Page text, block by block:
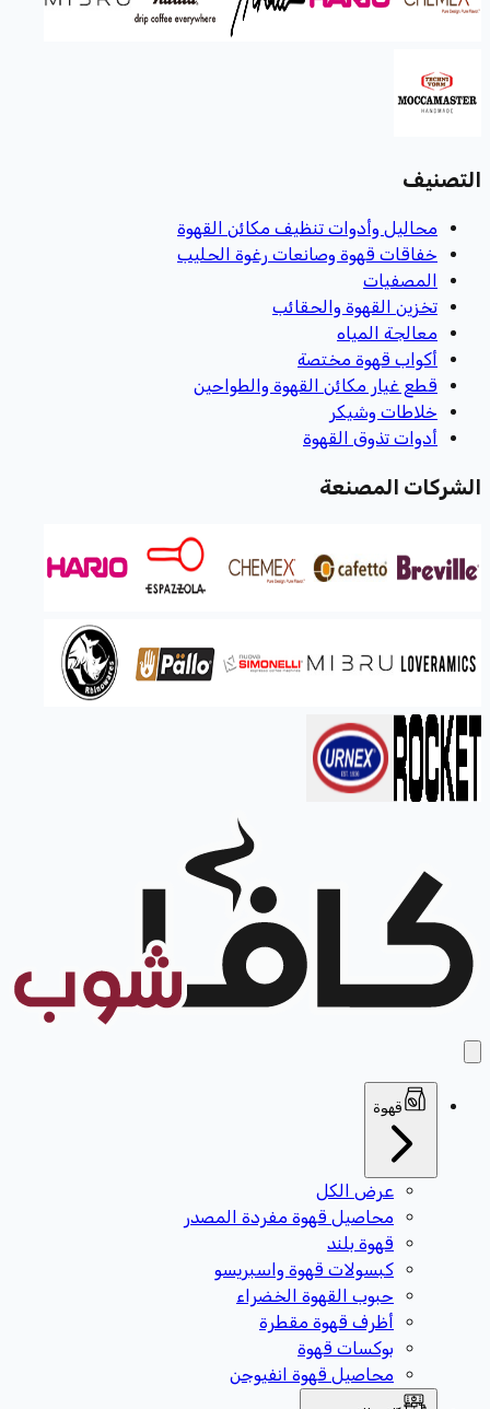
التصنيف
محاليل وأدوات تنظيف مكائن القهوة
خفاقات قهوة وصانعات رغوة الحليب
المصفيات
تخزين القهوة والحقائب
معالجة المياه
أكواب قهوة مختصة
قطع غيار مكائن القهوة والطواحين
خلاطات وشيكر
أدوات تذوق القهوة
الشركات المصنعة
قهوة
عرض الكل
محاصيل قهوة مفردة المصدر
قهوة بلند
كبسولات قهوة واسبريسو
حبوب القهوة الخضراء
أظرف قهوة مقطرة
بوكسات قهوة
محاصيل قهوة انفيوجن